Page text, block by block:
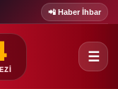
📲 Haber İhbar
☰